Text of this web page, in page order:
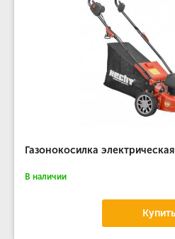
Газонокосилка
В наличии
Купить